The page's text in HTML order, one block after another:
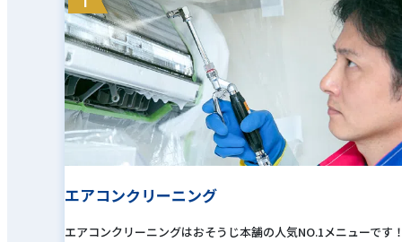
エアコンクリーニング
エアコンクリーニングはおそうじ本舗の人気NO.1メニューです